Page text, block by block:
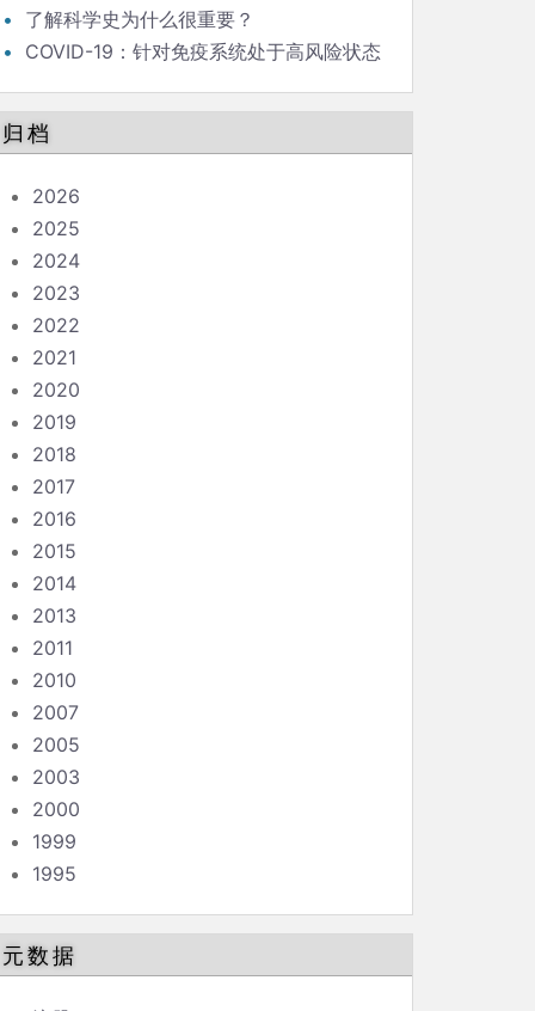
了解科学史为什么很重要？
COVID-19：针对免疫系统处于高风险状态
归档
2026
2025
2024
2023
2022
2021
2020
2019
2018
2017
2016
2015
2014
2013
2011
2010
2007
2005
2003
2000
1999
1995
元数据